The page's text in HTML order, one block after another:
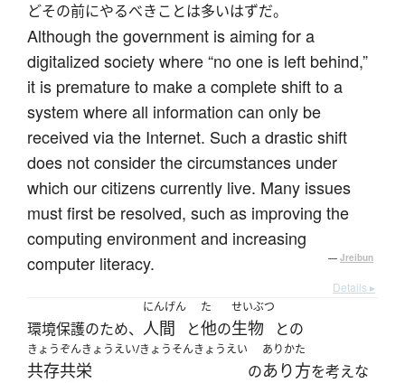
どその前にやるべきことは多いはずだ。
Although the government is aiming for a
digitalized society where “no one is left behind,”
it is premature to make a complete shift to a
system where all information can only be
received via the Internet. Such a drastic shift
does not consider the circumstances under
which our citizens currently live. Many issues
must first be resolved, such as improving the
computing environment and increasing
computer literacy.
— Jreibun
Details ▸
環境保護のため、
にんげん
人間 と
た
他の
せいぶつ
生物 との
きょうぞんきょうえい/きょうそんきょうえい
共存共栄 の
ありかた
あり方を考えな